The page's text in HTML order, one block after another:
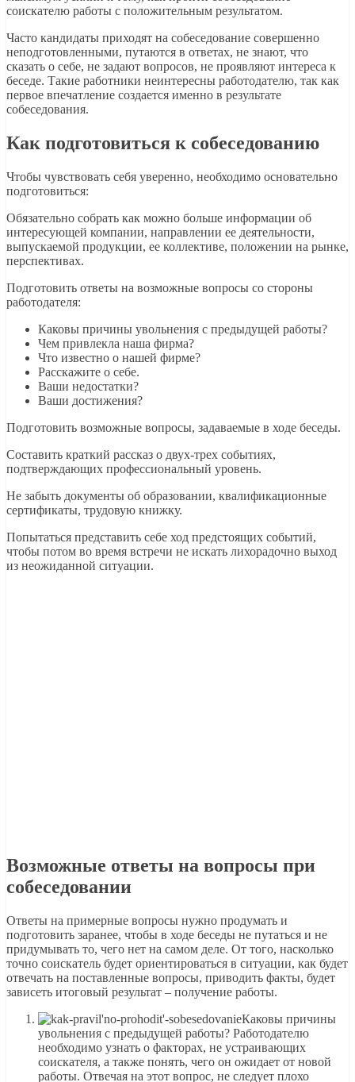
соискателю работы с положительным результатом.
Часто кандидаты приходят на собеседование совершенно
неподготовленными, путаются в ответах, не знают, что
сказать о себе, не задают вопросов, не проявляют интереса к
беседе. Такие работники неинтересны работодателю, так как
первое впечатление создается именно в результате
собеседования.
Как подготовиться к собеседованию
Чтобы чувствовать себя уверенно, необходимо основательно
подготовиться:
Обязательно собрать как можно больше информации об
интересующей компании, направлении ее деятельности,
выпускаемой продукции, ее коллективе, положении на рынке,
перспективах.
Подготовить ответы на возможные вопросы со стороны
работодателя:
Каковы причины увольнения с предыдущей работы?
Чем привлекла наша фирма?
Что известно о нашей фирме?
Расскажите о себе.
Ваши недостатки?
Ваши достижения?
Подготовить возможные вопросы, задаваемые в ходе беседы.
Составить краткий рассказ о двух-трех событиях,
подтверждающих профессиональный уровень.
Не забыть документы об образовании, квалификационные
сертификаты, трудовую книжку.
Попытаться представить себе ход предстоящих событий,
чтобы потом во время встречи не искать лихорадочно выход
из неожиданной ситуации.
Возможные ответы на вопросы при
собеседовании
Ответы на примерные вопросы нужно продумать и
подготовить заранее, чтобы в ходе беседы не путаться и не
придумывать то, чего нет на самом деле. От того, насколько
точно соискатель будет ориентироваться в ситуации, как будет
отвечать на поставленные вопросы, приводить факты, будет
зависеть итоговый результат – получение работы.
Каковы причины
увольнения с предыдущей работы? Работодателю
необходимо узнать о факторах, не устраивающих
соискателя, а также понять, чего он ожидает от новой
работы. Отвечая на этот вопрос, не следует плохо